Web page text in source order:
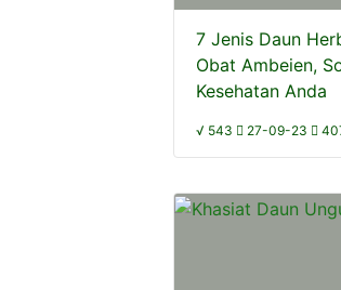
7 Jenis Daun
Obat Ambeien,
Kesehatan Anda
√ 543 27-09-23